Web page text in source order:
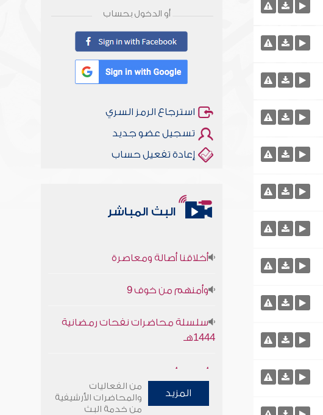
أو الدخول بحساب
استرجاع الرمز السري
تسجيل عضو جديد
إعادة تفعيل حساب
البث المباشر
1444هـ
وأمنهم من خوف 9
المزيد
من الفعاليات
والمحاضرات الأرشيفية
من خدمة البث